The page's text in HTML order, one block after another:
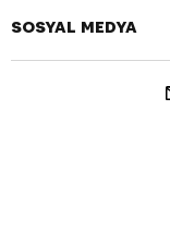
SOSYAL MEDYA